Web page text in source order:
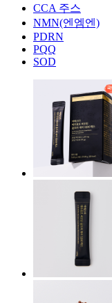
CCA 주스
NMN(엔엠엔)
PDRN
PQQ
SOD